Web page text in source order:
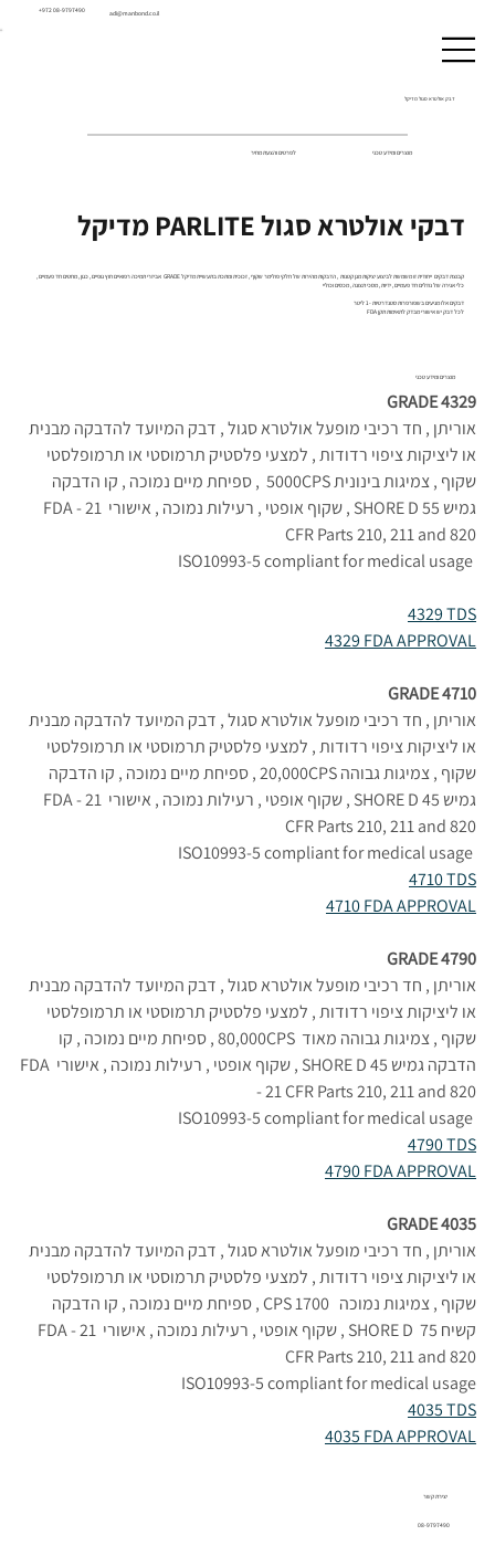
+972 08-9797490 adi@manbond.co.il
מוצרים ומידע טכני
GRADE 4329
אוריתן , חד רכיבי מופעל אולטרא סגול , דבק המיועד להדבקה מבנית
או ליציקות ציפוי רדודות , למצעי פלסטיק תרמוסטי או תרמופלסטי
שקוף , צמיגות בינונית 5000CPS  , ספיחת מיים נמוכה , קו הדבקה
גמיש 55 SHORE D , שקוף אופטי , רעילות נמוכה , אישורי FDA - 21
CFR Parts 210, 211 and 820
ISO10993-5 compliant for medical usage
4329 TDS
4329 FDA APPROVAL
GRADE 4710
אוריתן , חד רכיבי מופעל אולטרא סגול , דבק המיועד להדבקה מבנית
או ליציקות ציפוי רדודות , למצעי פלסטיק תרמוסטי או תרמופלסטי
שקוף , צמיגות גבוהה 20,000CPS , ספיחת מיים נמוכה , קו הדבקה
גמיש 45 SHORE D , שקוף אופטי , רעילות נמוכה , אישורי FDA - 21
CFR Parts 210, 211 and 820
ISO10993-5 compliant for medical usage
4710 TDS
4710 FDA APPROVAL
GRADE 4790
אוריתן , חד רכיבי מופעל אולטרא סגול , דבק המיועד להדבקה מבנית
או ליציקות ציפוי רדודות , למצעי פלסטיק תרמוסטי או תרמופלסטי
שקוף , צמיגות גבוהה מאוד  80,000CPS , ספיחת מיים נמוכה , קו
הדבקה גמיש 45 SHORE D , שקוף אופטי , רעילות נמוכה , אישורי FDA
- 21 CFR Parts 210, 211 and 820
ISO10993-5 compliant for medical usage
4790 TDS
4790 FDA APPROVAL
GRADE 4035
אוריתן , חד רכיבי מופעל אולטרא סגול , דבק המיועד להדבקה מבנית
או ליציקות ציפוי רדודות , למצעי פלסטיק תרמוסטי או תרמופלסטי
שקוף , צמיגות נמוכה   1700 CPS , ספיחת מיים נמוכה , קו הדבקה
קשיח 75  SHORE D , שקוף אופטי , רעילות נמוכה , אישורי FDA - 21
CFR Parts 210, 211 and 820
ISO10993-5 compliant for medical usage
4035 TDS
4035 FDA APPROVAL
קבוצת דבקים ייחודית זו משמשת לביצוע יציקות מגן קטנות , הדבקות מהירות של חלקי פולימר שקוף , זכוכית ומתכת בתעשיית מדיקל GRADE אביזרי תמיכה רפואיים חוץ גופיים , כגון , מחטים חד פעמיים ,
כלי אגירה של נוזלים חד פעמיים , ידיות , מסכי תצוגה , מכסים וכוליי
דבקים אלו מגיעים בשפורפרות סטנדרטיות -1 ליטר
לכל דבק יש אישורי מבדק לתאימות תקן FDA
דבקי אולטרא סגול PARLITE מדיקל
דבק אולטרא סגול מדיקל
לפרטים והצעת מחיר מוצרים ומידע טכני
יצירת קשר
08-9797490